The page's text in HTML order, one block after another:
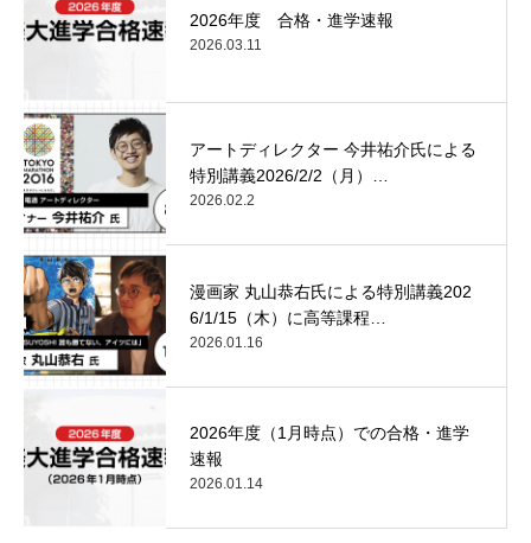
2026年度 合格・進学速報
2026.03.11
アートディレクター 今井祐介氏による
特別講義2026/2/2（月）…
2026.02.2
漫画家 丸山恭右氏による特別講義202
6/1/15（木）に高等課程…
2026.01.16
2026年度（1月時点）での合格・進学
速報
2026.01.14